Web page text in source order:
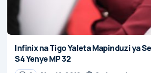
Infinix na Tigo Yaleta Mapinduzi ya
S4 Yenye MP 32